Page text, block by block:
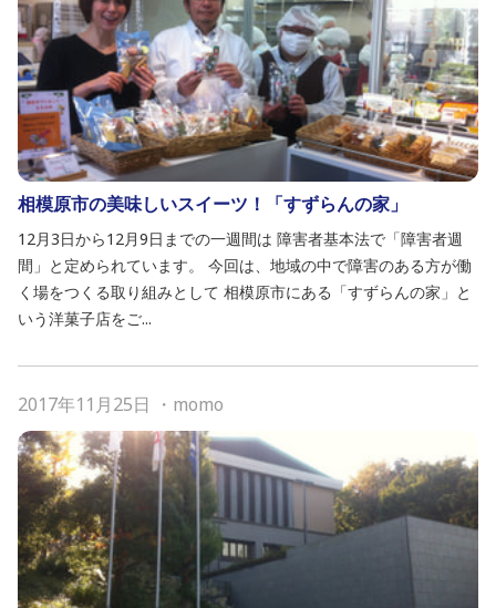
相模原市の美味しいスイーツ！「すずらんの家」
12月3日から12月9日までの一週間は 障害者基本法で「障害者週
間」と定められています。 今回は、地域の中で障害のある方が働
く場をつくる取り組みとして 相模原市にある「すずらんの家」と
いう洋菓子店をご...
2017年11月25日 ・ momo